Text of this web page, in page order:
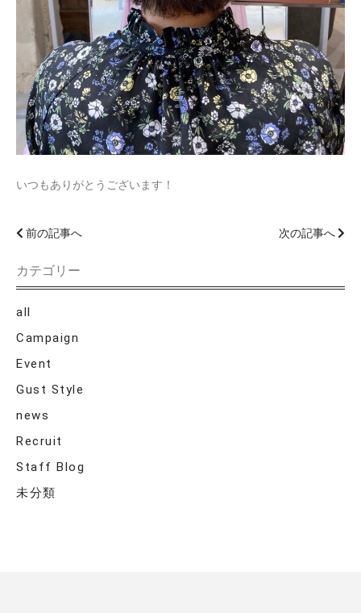
いつもありがとうございます！
前の記事へ 次の記事へ
カテゴリー
all
Campaign
Event
Gust Style
news
Recruit
Staff Blog
未分類